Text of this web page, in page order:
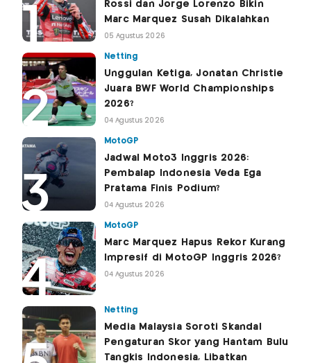
Rossi dan Jorge Lorenzo Bikin
Marc Marquez Susah Dikalahkan
05 Agustus 2026
Netting
Unggulan Ketiga, Jonatan Christie
Juara BWF World Championships
2026?
04 Agustus 2026
MotoGP
Jadwal Moto3 Inggris 2026:
Pembalap Indonesia Veda Ega
Pratama Finis Podium?
04 Agustus 2026
MotoGP
Marc Marquez Hapus Rekor Kurang
Impresif di MotoGP Inggris 2026?
04 Agustus 2026
Netting
Media Malaysia Soroti Skandal
Pengaturan Skor yang Hantam Bulu
Tangkis Indonesia, Libatkan